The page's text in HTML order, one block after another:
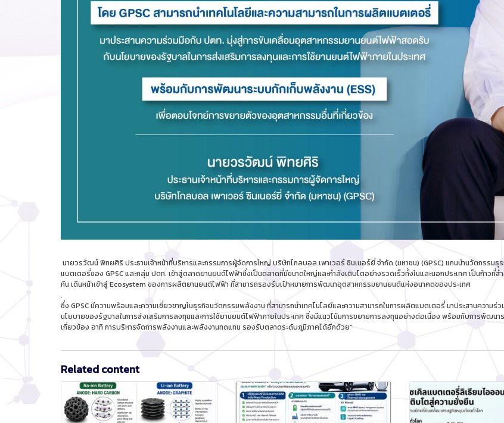
นายวรวัฒน์ พิทยศิริ ประธานเจ้าหน้าที่บริหารและกรรมการผู้จัดการใหญ่ บริษัทโกลบอล เพาเวอร์ ซินเนอร์ยี่ จำกัด (มหาชน) (GPSC) แกนนำนวัตกรรม
แบตเตอรี่ของ GPSC และกลุ่ม ปตท. เข้าสู่ตลาดยานยนต์ไฟฟ้าซึ่งเป็นตลาดที่มีขนาดใหญ่และกำลังเติบโตอย่างรวดเร็วทั้งในและนอกประเทศ เป็นก้า
กัน เดินหน้าเข้าสู่ Ecosystem ของการผลิตยานยนต์ไฟฟ้า ที่สามารถรองรับเป้าหมายการพัฒนาอุตสาหกรรมยานยนต์แห่งอนาคตของประเทศ
.
ซึ่ง GPSC มีความพร้อมและความเชี่ยวชาญในธุรกิจนวัตกรรมพลังงาน ที่สามารถนำเทคโนโลยีและความสามารถในการผลิตแบตเตอรี่ มาประสานคว
นโยบายของรัฐบาลในการส่งเสริมการลงทุนและการใช้ยานยนต์ไฟฟ้าภายในประเทศ ซึ่งมีแนวโน้มการขยายการลงทุนอย่างต่อเนื่อง พร้อมกับการพัฒ
เกี่ยวข้อง อาทิ การบริหารจัดการพลังงานและพลังงานทดแทน รองรับตลาดระดับภูมิภาคได้อีกด้วย”
Related content